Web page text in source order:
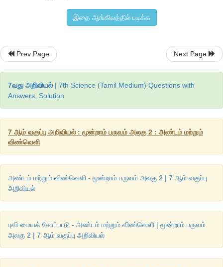
அவரது பெயர் சூட்டப்பட்டு நினைவு கூரப்பட்டார்.
விண்வெளிப்பயணத்தில் கல்வி நுண்ணாய்வுக்கலனும்
செல்லக்கூடிய சிறுகலனும் இணைந்து வியாழன் கஸ்ப்ரா
ஷூமேக்கர் லெவி-9 என்னும் வால்நட்சத்திரத்தினால்
வியாழனின் ஒரு நிலவுடன் கலிலியோ கலப்பதனைத்
இதை ஆங்கிலத்தில் படிக்க
Prev Page Next Page
7வது அறிவியல் | 7th Science (Tamil Medium) Questions with
Answers, Solution
7 ஆம் வகுப்பு அறிவியல் : மூன்றாம் பருவம் அலகு 2 : அண்டம் மற்றும்
விண்வெளி
அண்டம் மற்றும் விண்வெளி - மூன்றாம் பருவம் அலகு 2 | 7 ஆம் வகுப்பு
அறிவியல்
புவி மையக் கோட்பாடு - அண்டம் மற்றும் விண்வெளி | மூன்றாம் பருவம்
அலகு 2 | 7 ஆம் வகுப்பு அறிவியல்